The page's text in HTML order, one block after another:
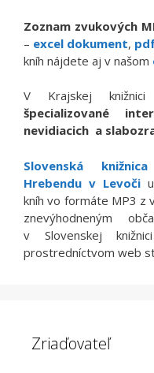
Zoznam zvukových
– excel dokument,
kníh nájdete aj v našom
V Krajskej
špecializované
nevidiacich a
Slovenská
Hrebendu v Levoči
kníh vo formáte MP3 z
znevýhodneným
v Slovenskej
prostredníctvom web
Zriaďovateľ